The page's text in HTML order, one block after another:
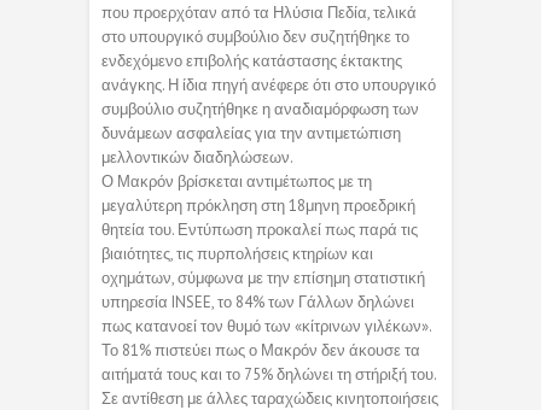
που προερχόταν από τα Ηλύσια Πεδία, τελικά
στο υπουργικό συμβούλιο δεν συζητήθηκε το
ενδεχόμενο επιβολής κατάστασης έκτακτης
ανάγκης. Η ίδια πηγή ανέφερε ότι στο υπουργικό
συμβούλιο συζητήθηκε η αναδιαμόρφωση των
δυνάμεων ασφαλείας για την αντιμετώπιση
μελλοντικών διαδηλώσεων.
Ο Μακρόν βρίσκεται αντιμέτωπος με τη
μεγαλύτερη πρόκληση στη 18μηνη προεδρική
θητεία του. Εντύπωση προκαλεί πως παρά τις
βιαιότητες, τις πυρπολήσεις κτηρίων και
οχημάτων, σύμφωνα με την επίσημη στατιστική
υπηρεσία INSEE, το 84% των Γάλλων δηλώνει
πως κατανοεί τον θυμό των «κίτρινων γιλέκων».
Το 81% πιστεύει πως ο Μακρόν δεν άκουσε τα
αιτήματά τους και το 75% δηλώνει τη στήριξή του.
Σε αντίθεση με άλλες ταραχώδεις κινητοποιήσεις